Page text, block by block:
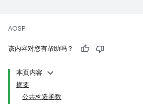
AOSP
该内容对您有帮助吗？
本页内容
摘要
公共构造函数